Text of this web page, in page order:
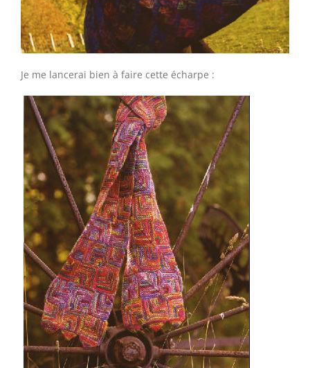
Je me lancerai bien à faire cette écharpe :